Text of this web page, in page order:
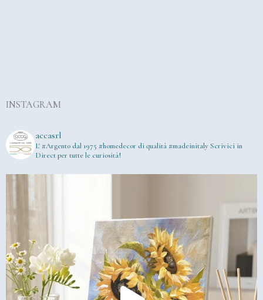
INSTAGRAM
accasrl
L' #Argento dal 1975 #homedecor di qualità #madeinitaly Scrivici in
Direct per tutte le curiosità!